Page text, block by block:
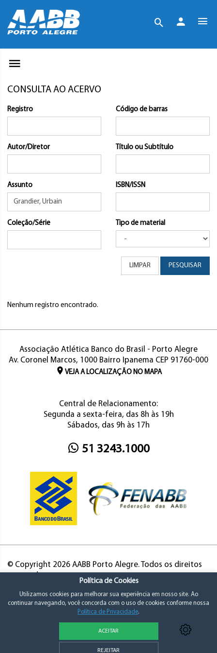
CONSULTA AO ACERVO
Registro Código de barras
Autor/Diretor Título ou Subtítulo
Assunto ISBN/ISSN
Coleção/Série Tipo de material
LIMPAR PESQUISAR
Nenhum registro encontrado.
Associação Atlética Banco do Brasil - Porto Alegre
Av. Coronel Marcos, 1000 Bairro Ipanema CEP 91760-000
VEJA A LOCALIZAÇÃO NO MAPA
Central de Relacionamento:
Segunda a sexta-feira, das 8h às 19h
Sábados, das 9h às 17h
51 3243.1000
© Copyright 2026 AABB Porto Alegre. Todos os direitos
Política de Privacidade e Consentimento
Política de Cookies
Utilizamos cookies para melhorar sua experiência em nosso site. Ao
continuar navegando, você concorda com o uso de cookies conforme nossa
Política de Privacidade.
ACEITAR
REJEITAR